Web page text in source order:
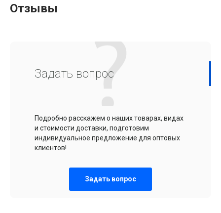
Отзывы
Задать вопрос
Подробно расскажем о наших товарах, видах
и стоимости доставки, подготовим
индивидуальное предложение для оптовых
клиентов!
Задать вопрос